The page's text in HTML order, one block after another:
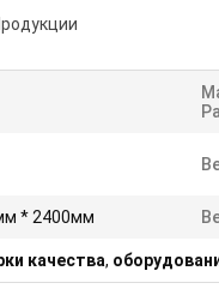
* 2400мм
качества,